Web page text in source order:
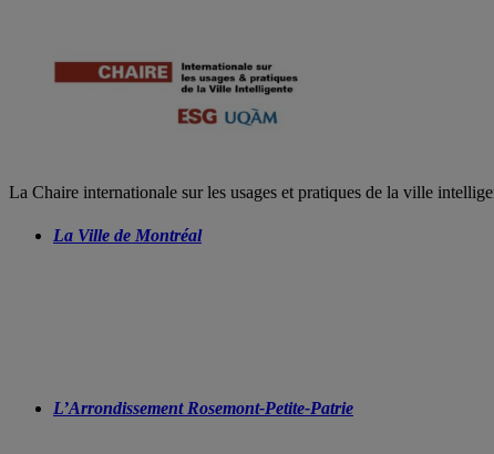
La Chaire internationale sur les usages et pratiques de la ville
La Ville de Montréal
L’Arrondissement Rosemont-Petite-Patrie